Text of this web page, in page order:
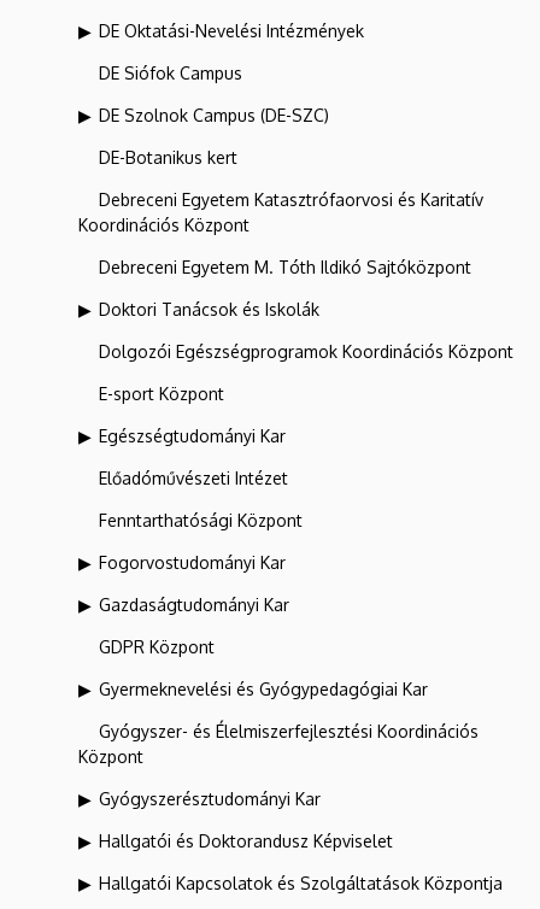
DE Oktatási-Nevelési Intézmények
DE Siófok Campus
DE Szolnok Campus (DE-SZC)
DE-Botanikus kert
Debreceni Egyetem Katasztrófaorvosi és Karitatív
Koordinációs Központ
Debreceni Egyetem M. Tóth Ildikó Sajtóközpont
Doktori Tanácsok és Iskolák
Dolgozói Egészségprogramok Koordinációs Központ
E-sport Központ
Egészségtudományi Kar
Előadóművészeti Intézet
Fenntarthatósági Központ
Fogorvostudományi Kar
Gazdaságtudományi Kar
GDPR Központ
Gyermeknevelési és Gyógypedagógiai Kar
Gyógyszer- és Élelmiszerfejlesztési Koordinációs
Központ
Gyógyszerésztudományi Kar
Hallgatói és Doktorandusz Képviselet
Hallgatói Kapcsolatok és Szolgáltatások Központja